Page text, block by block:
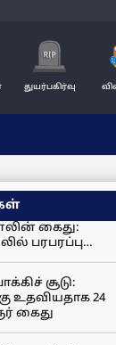
துயர்பகிர்வு
கைது:
பரபரப்பு…
சூடு:
உதவியதாக 24
கைது